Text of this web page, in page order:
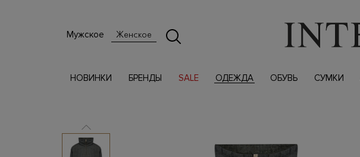
Мужское Женское
НОВИНКИ БРЕНДЫ SALE ОДЕЖДА ОБУВЬ СУМКИ